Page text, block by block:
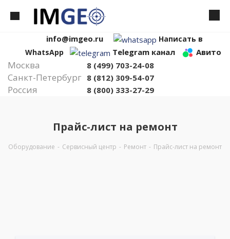
info@imgeo.ru
Написать в
WhatsApp
Telegram канал Авито
Москва 8 (499) 703-24-08
Санкт-Петербург 8 (812) 309-54-07
Россия 8 (800) 333-27-29
Прайс-лист на ремонт
Оборудование - Сервисный центр - Ремонт - Прайс-лист на ремонт